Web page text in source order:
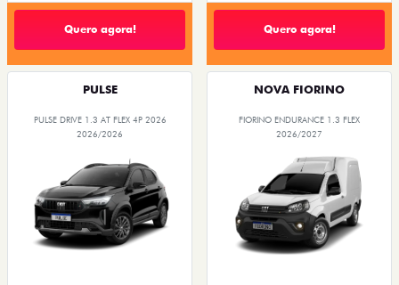
Quero agora! Quero agora!
PULSE
PULSE DRIVE 1.3 AT FLEX 4P 2026
2026/2026
NOVA FIORINO
FIORINO ENDURANCE 1.3 FLEX
2026/2027